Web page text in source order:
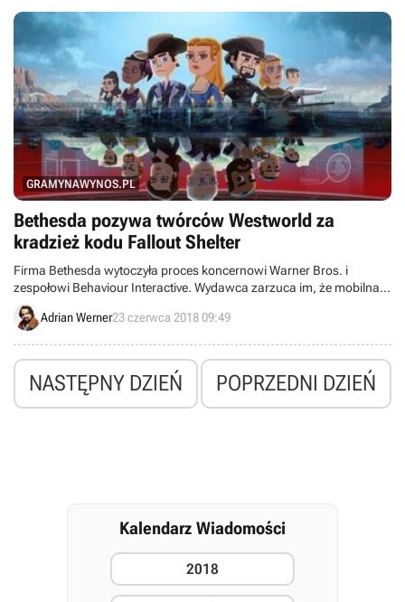
GRAMYNAWYNOS.PL
Bethesda pozywa twórców Westworld za
kradzież kodu Fallout Shelter
Firma Bethesda wytoczyła proces koncernowi Warner Bros. i
zespołowi Behaviour Interactive. Wydawca zarzuca im, że mobilna
strategia Westworld wykorzystuje kod gry Fallout Shelter.
Adrian Werner23 czerwca 2018 09:49
NASTĘPNY DZIEŃ POPRZEDNI DZIEŃ
Kalendarz Wiadomości
2018